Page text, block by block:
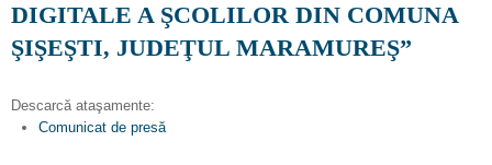
DIGITALE A ŞCOLILOR DIN COMUNA
ŞIŞEŞTI, JUDEŢUL MARAMUREŞ”
Descarcă ataşamente:
Comunicat de presă